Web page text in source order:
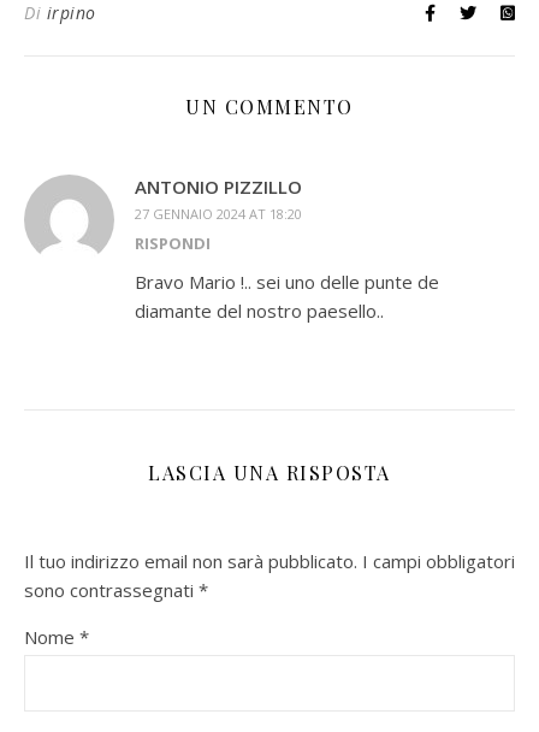
Di irpino
UN COMMENTO
ANTONIO PIZZILLO
27 GENNAIO 2024 AT 18:20
RISPONDI
Bravo Mario !.. sei uno delle punte de
diamante del nostro paesello..
LASCIA UNA RISPOSTA
Il tuo indirizzo email non sarà pubblicato. I campi obbligatori
sono contrassegnati *
Nome *